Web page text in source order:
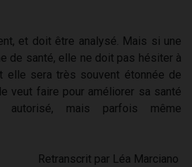
et doit être analysé. Mais si une
de santé, elle ne doit pas hésiter à
elle sera très souvent étonnée de
veut faire pour améliorer sa santé
autorisé, mais parfois même
Retranscrit par Léa Marciano